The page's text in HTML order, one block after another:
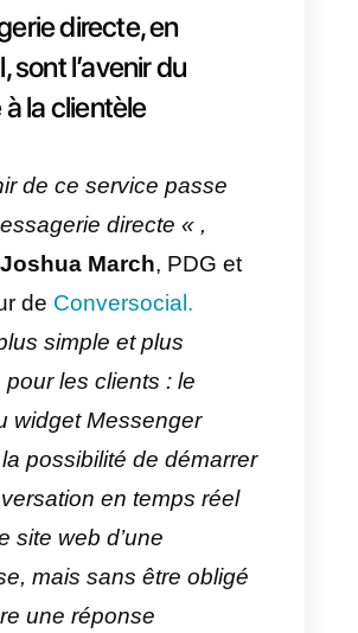
entrants de votre page
et de votre site Web. A
vous pouvez choisir
recommandée pour
volumes, ou choisir des
telles que
pour Facebook) ou
Message(€ 14/mois
qui vous permettront
plus structurellement
entrant.
cette procédure, vous